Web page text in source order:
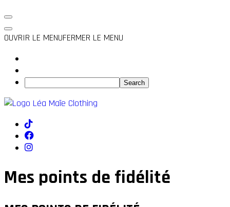
OUVRIR LE MENUFERMER LE MENU
Mes points de fidélité